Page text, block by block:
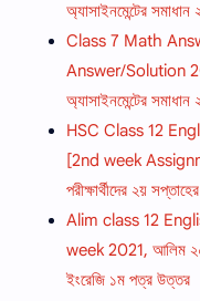
অ্যাসাইনমেন্টের সমাধান
Class 7 Math
Answer/Solution
অ্যাসাইনমেন্টের সমাধান
HSC Class 12
[2nd week
পরীক্ষার্থীদের ২য়
Alim class 12
week 2021, আলিম ২০২২
ইংরেজি ১ম পত্র উত্তর